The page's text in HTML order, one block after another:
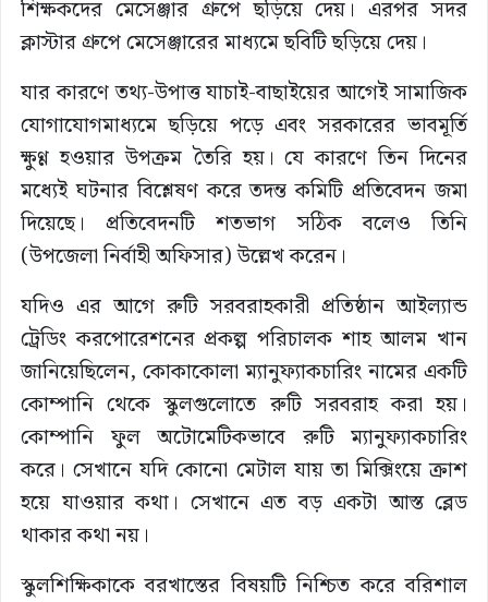
শিক্ষকদের মেসেঞ্জার গ্রুপে ছড়িয়ে দেয়। এরপর সদর
ক্লাস্টার গ্রুপে মেসেঞ্জারের মাধ্যমে ছবিটি ছড়িয়ে দেয়।
যার কারণে তথ্য-উপাত্ত যাচাই-বাছাইয়ের আগেই সামাজিক
যোগাযোগমাধ্যমে ছড়িয়ে পড়ে এবং সরকারের ভাবমূর্তি
ক্ষুণ্ণ হওয়ার উপক্রম তৈরি হয়। যে কারণে তিন দিনের
মধ্যেই ঘটনার বিশ্লেষণ করে তদন্ত কমিটি প্রতিবেদন জমা
দিয়েছে। প্রতিবেদনটি শতভাগ সঠিক বলেও তিনি
(উপজেলা নির্বাহী অফিসার) উল্লেখ করেন।
যদিও এর আগে রুটি সরবরাহকারী প্রতিষ্ঠান আইল্যান্ড
ট্রেডিং করপোরেশনের প্রকল্প পরিচালক শাহ আলম খান
জানিয়েছিলেন, কোকাকোলা ম্যানুফ্যাকচারিং নামের একটি
কোম্পানি থেকে স্কুলগুলোতে রুটি সরবরাহ করা হয়।
কোম্পানি ফুল অটোমেটিকভাবে রুটি ম্যানুফ্যাকচারিং
করে। সেখানে যদি কোনো মেটাল যায় তা মিক্সিংয়ে ক্রাশ
হয়ে যাওয়ার কথা। সেখানে এত বড় একটা আস্ত ব্লেড
থাকার কথা নয়।
স্কুলশিক্ষিকাকে বরখাস্তের বিষয়টি নিশ্চিত করে বরিশাল